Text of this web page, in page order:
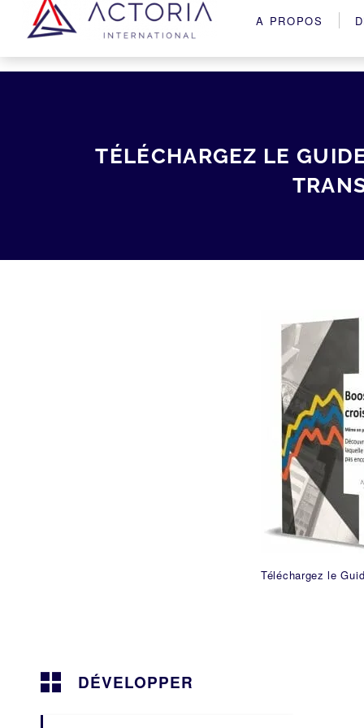
A PROPOS
TÉLÉCHARGEZ LE
Téléchargez le
DÉVELOPPER